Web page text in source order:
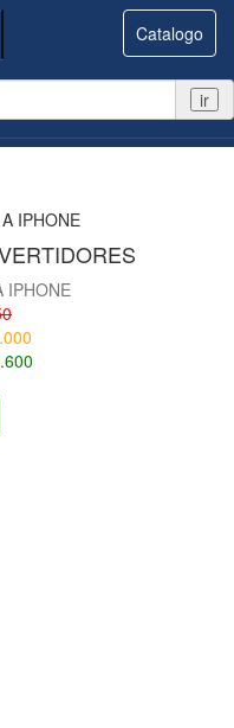
Catalogo
ir
IPHONE